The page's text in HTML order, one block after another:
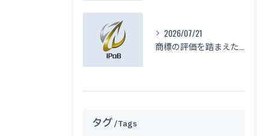
2026/07/21
タグ Tags